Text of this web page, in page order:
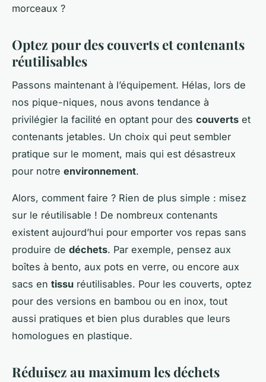
morceaux ?
Optez pour des couverts et contenants
réutilisables
Passons maintenant à l’équipement. Hélas, lors de
nos pique-niques, nous avons tendance à
privilégier la facilité en optant pour des couverts et
contenants jetables. Un choix qui peut sembler
pratique sur le moment, mais qui est désastreux
pour notre environnement.
Alors, comment faire ? Rien de plus simple : misez
sur le réutilisable ! De nombreux contenants
existent aujourd’hui pour emporter vos repas sans
produire de déchets. Par exemple, pensez aux
boîtes à bento, aux pots en verre, ou encore aux
sacs en tissu réutilisables. Pour les couverts, optez
pour des versions en bambou ou en inox, tout
aussi pratiques et bien plus durables que leurs
homologues en plastique.
Réduisez au maximum les déchets